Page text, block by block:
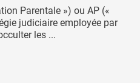
Parentale ») ou AP («
judiciaire employée par
les ...